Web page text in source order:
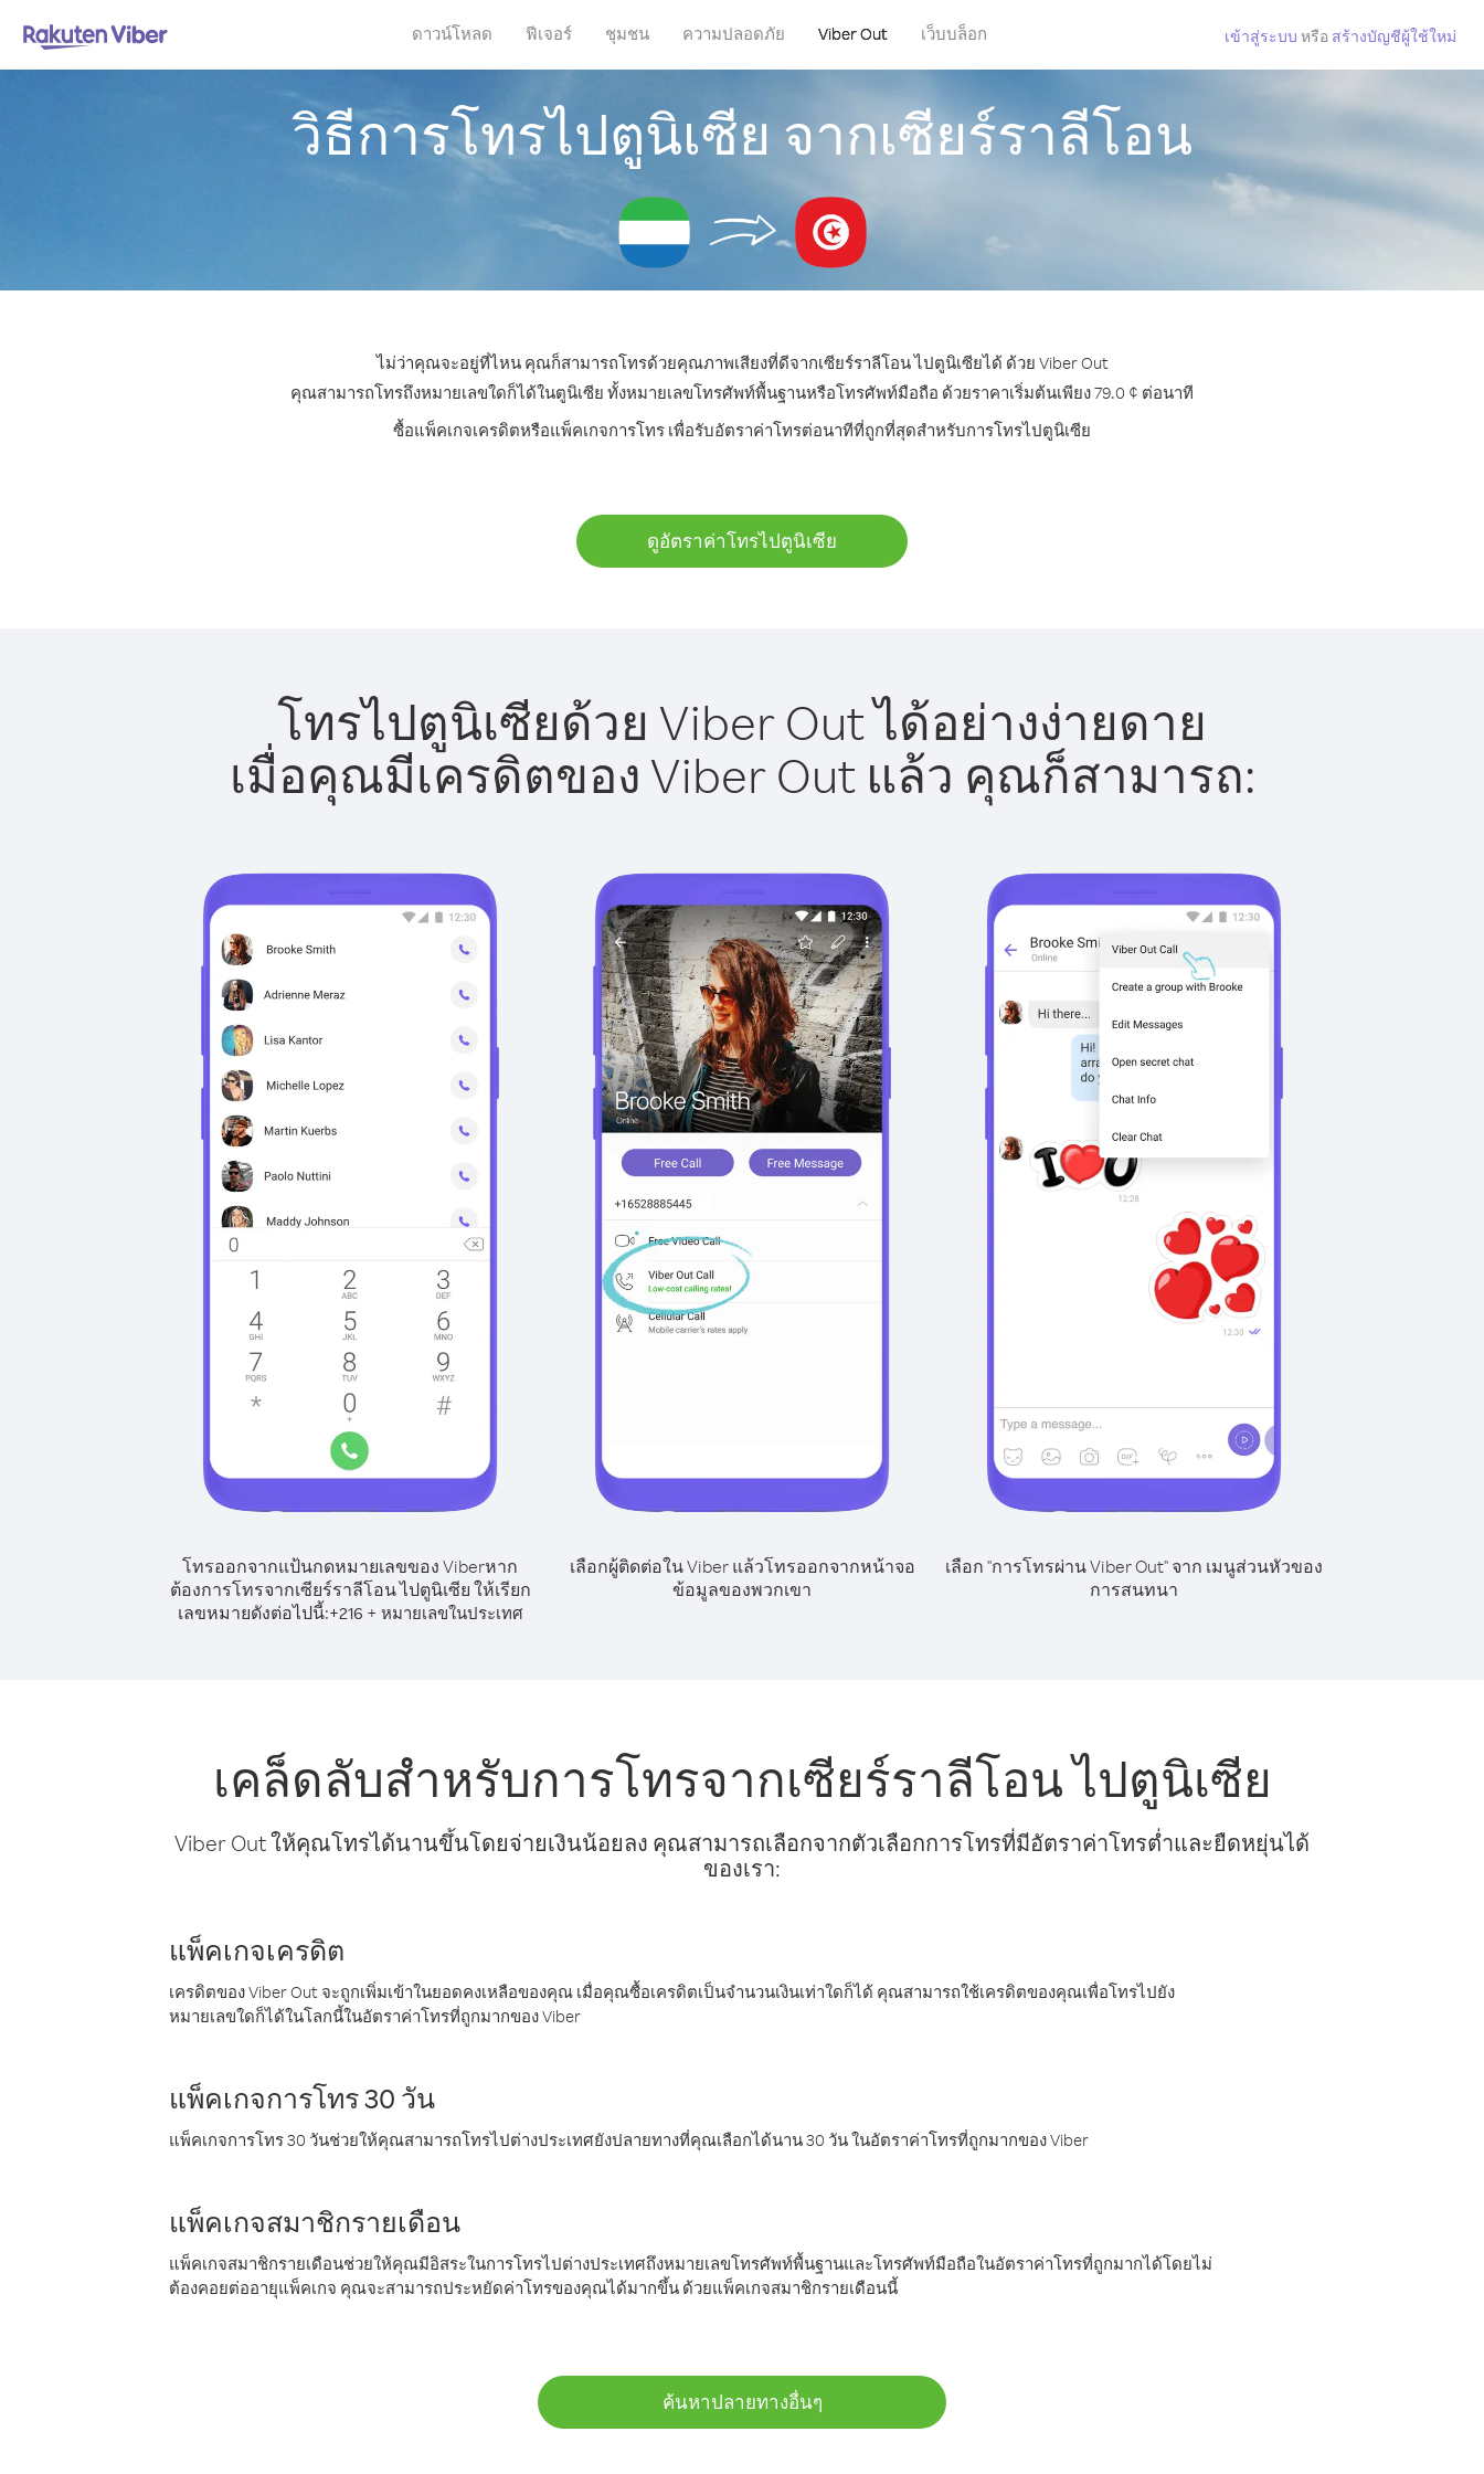
ดาวน์โหลด ฟีเจอร์ ชุมชน ความปลอดภัย Viber Out เว็บบล็อก เข้าสู่ระบบ หรือ สร้างบัญชีผู้ใช้ใหม่
วิธีการโทรไปตูนิเซีย จากเซียร์ราลีโอน
ไม่ว่าคุณจะอยู่ที่ไหน คุณก็สามารถโทรด้วยคุณภาพเสียงที่ดีจากเซียร์ราลีโอน ไปตูนิเซียได้ ด้วย Viber Out
คุณสามารถโทรถึงหมายเลขใดก็ได้ในตูนิเซีย ทั้งหมายเลขโทรศัพท์พื้นฐานหรือโทรศัพท์มือถือ ด้วยราคาเริ่มต้นเพียง 79.0 ¢ ต่อนาที
ซื้อแพ็คเกจเครดิตหรือแพ็คเกจการโทร เพื่อรับอัตราค่าโทรต่อนาทีที่ถูกที่สุดสำหรับการโทรไปตูนิเซีย
ดูอัตราค่าโทรไปตูนิเซีย
โทรไปตูนิเซียด้วย Viber Out ได้อย่างง่ายดาย
เมื่อคุณมีเครดิตของ Viber Out แล้ว คุณก็สามารถ:
โทรออกจากแป้นกดหมายเลขของ Viberหาก
ต้องการโทรจากเซียร์ราลีโอน ไปตูนิเซีย ให้เรียก
เลขหมายดังต่อไปนี้:+216 + หมายเลขในประเทศ
เลือกผู้ติดต่อใน Viber แล้วโทรออกจากหน้าจอ
ข้อมูลของพวกเขา
เลือก "การโทรผ่าน Viber Out" จาก เมนูส่วนหัวของ
การสนทนา
เคล็ดลับสำหรับการโทรจากเซียร์ราลีโอน ไปตูนิเซีย
Viber Out ให้คุณโทรได้นานขึ้นโดยจ่ายเงินน้อยลง คุณสามารถเลือกจากตัวเลือกการโทรที่มีอัตราค่าโทรต่ำและยืดหยุ่นได้
ของเรา:
แพ็คเกจเครดิต
เครดิตของ Viber Out จะถูกเพิ่มเข้าในยอดคงเหลือของคุณ เมื่อคุณซื้อเครดิตเป็นจำนวนเงินเท่าใดก็ได้ คุณสามารถใช้เครดิตของคุณเพื่อโทรไปยัง
หมายเลขใดก็ได้ในโลกนี้ในอัตราค่าโทรที่ถูกมากของ Viber
แพ็คเกจการโทร 30 วัน
แพ็คเกจการโทร 30 วันช่วยให้คุณสามารถโทรไปต่างประเทศยังปลายทางที่คุณเลือกได้นาน 30 วัน ในอัตราค่าโทรที่ถูกมากของ Viber
แพ็คเกจสมาชิกรายเดือน
แพ็คเกจสมาชิกรายเดือนช่วยให้คุณมีอิสระในการโทรไปต่างประเทศถึงหมายเลขโทรศัพท์พื้นฐานและโทรศัพท์มือถือในอัตราค่าโทรที่ถูกมากได้โดยไม่
ต้องคอยต่ออายุแพ็คเกจ คุณจะสามารถประหยัดค่าโทรของคุณได้มากขึ้น ด้วยแพ็คเกจสมาชิกรายเดือนนี้
ค้นหาปลายทางอื่นๆ